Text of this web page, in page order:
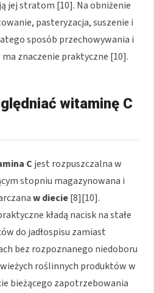
jej stratom [10]. Na obniżenie
pasteryzacja, suszenie i
sposób przechowywania i
znaczenie praktyczne [10].
witaminę C
C jest rozpuszczalna w
stopniu magazynowana i
w diecie[8][10].
kładą nacisk na stałe
do jadłospisu zamiast
bez rozpoznanego niedoboru
roślinnych produktów w
bieżącego zapotrzebowania